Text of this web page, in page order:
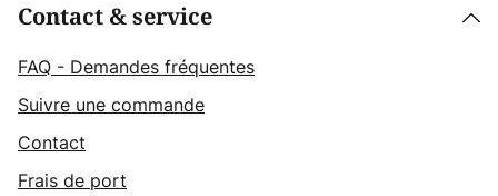
Contact & service
FAQ - Demandes fréquentes
Suivre une commande
Contact
Frais de port